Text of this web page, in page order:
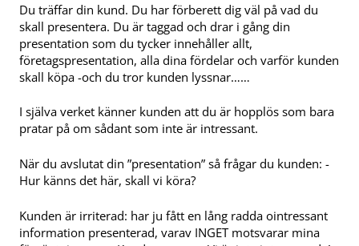
Du träffar din kund. Du har förberett dig väl på vad du
skall presentera. Du är taggad och drar i gång din
presentation som du tycker innehåller allt,
företagspresentation, alla dina fördelar och varför kunden
skall köpa -och du tror kunden lyssnar……
I själva verket känner kunden att du är hopplös som bara
pratar på om sådant som inte är intressant.
När du avslutat din ”presentation” så frågar du kunden: -
Hur känns det här, skall vi köra?
Kunden är irriterad: har ju fått en lång radda ointressant
information presenterad, varav INGET motsvarar mina